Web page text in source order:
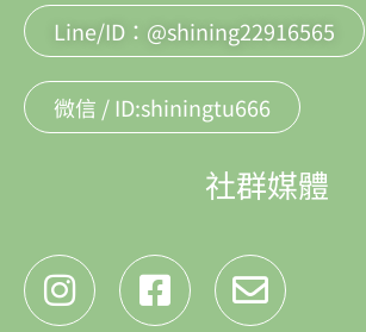
Line/ID：@shining22916565
微信 / ID:shiningtu666
社群媒體